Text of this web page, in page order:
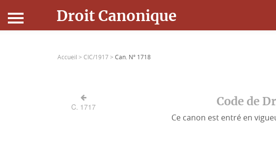
Droit Canonique
Accueil > CIC/1917 > Can. N° 1718
C. 1717
Code de
Ce canon est entré en